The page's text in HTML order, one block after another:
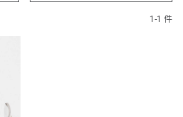
1-1 件